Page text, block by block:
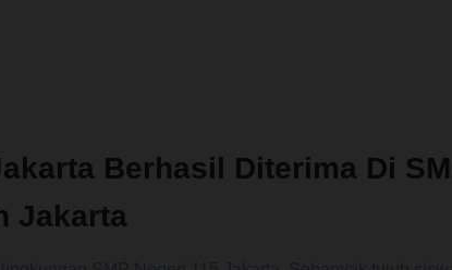
Berhasil Diterima Di
Jakarta